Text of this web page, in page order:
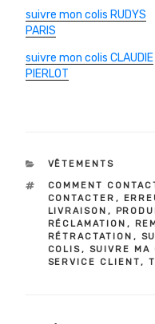
suivre mon colis RUDYS
PARIS
suivre mon colis CLAUDIE
PIERLOT
CATÉGORIES
VÊTEMENTS
ÉTIQUETTES
COMMENT
CONTACTER ,
LIVRAISON ,
RÉCLAMATION ,
RÉTRACTATION ,
COLIS, SUIVRE MA
SERVICE CLIENT,